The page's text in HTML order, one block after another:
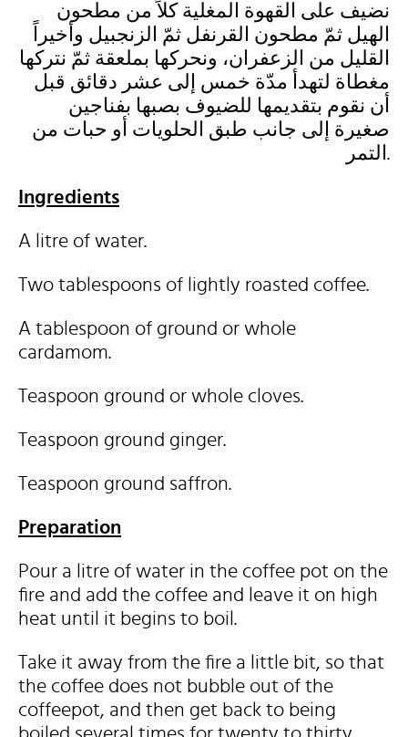
نضيف على القهوة المغلية كلاً من مطحون
الهيل ثمّ مطحون القرنفل ثمّ الزنجبيل وأخيراً
القليل من الزعفران، ونحركها بملعقة ثمّ نتركها
مغطاة لتهدأ مدّة خمس إلى عشر دقائق قبل
أن نقوم بتقديمها للضيوف بصبها بفناجين
صغيرة إلى جانب طبق الحلويات أو حبات من
التمر.
Ingredients
A litre of water.
Two tablespoons of lightly roasted coffee.
A tablespoon of ground or whole
cardamom.
Teaspoon ground or whole cloves.
Teaspoon ground ginger.
Teaspoon ground saffron.
Preparation
Pour a litre of water in the coffee pot on the
fire and add the coffee and leave it on high
heat until it begins to boil.
Take it away from the fire a little bit, so that
the coffee does not bubble out of the
coffeepot, and then get back to being